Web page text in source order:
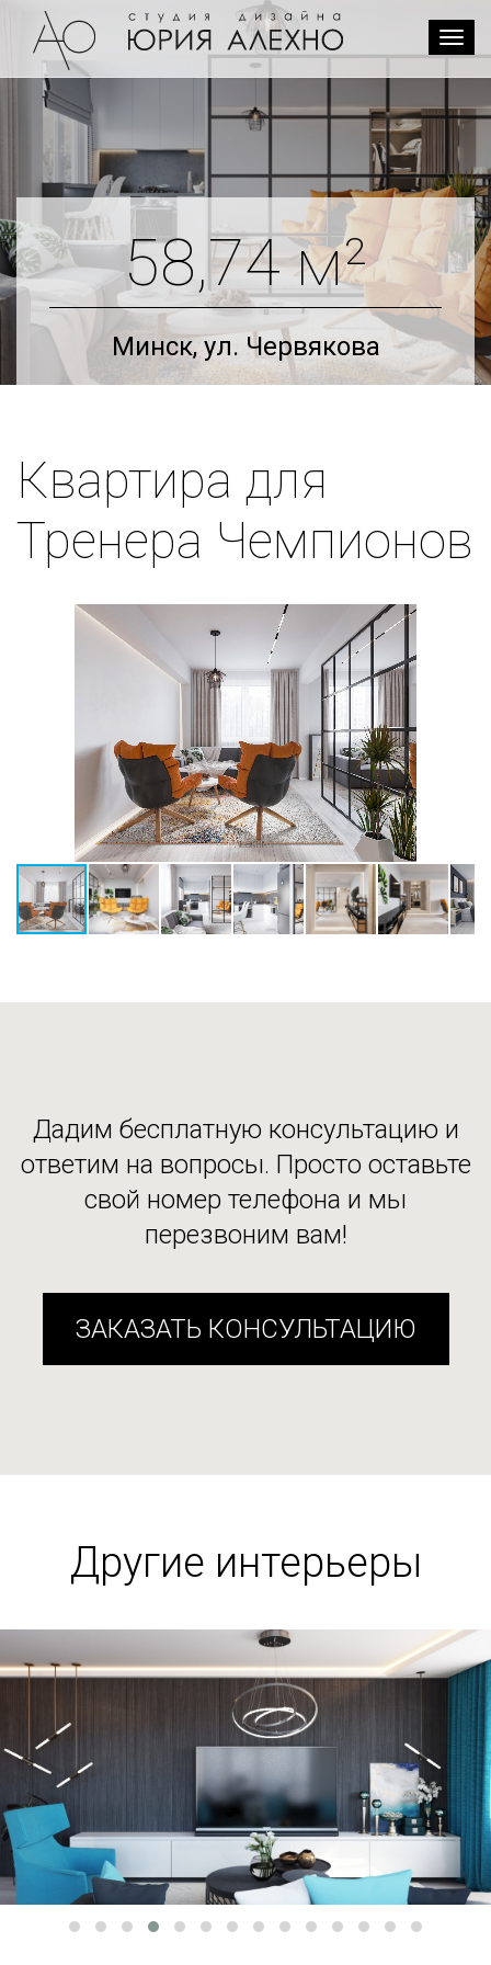
58,74 м²
Минск, ул. Червякова
Квартира для
Тренера Чемпионов
Дадим бесплатную консультацию и
ответим на вопросы. Просто оставьте
свой номер телефона и мы
перезвоним вам!
ЗАКАЗАТЬ КОНСУЛЬТАЦИЮ
Другие интерьеры